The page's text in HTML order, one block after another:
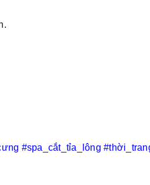
#spa_cắt_tỉa_lông